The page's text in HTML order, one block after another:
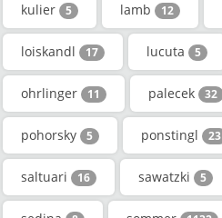
kulier 5 lamb 12
loiskandl 17 lucuta 5
ohrlinger 11 palecek 32
pohorsky 5 ponstingl 23
saltuari 16 sawatzki 5